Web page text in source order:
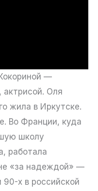
—
актрисой. Оля
жила в Иркутске.
Во Франции, куда
школу
работала
«за надеждой» —
90-х в российской